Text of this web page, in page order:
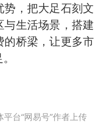
势，把大足石刻文
生活场景，搭建
桥梁，让更多市
台“网易号”作者上传